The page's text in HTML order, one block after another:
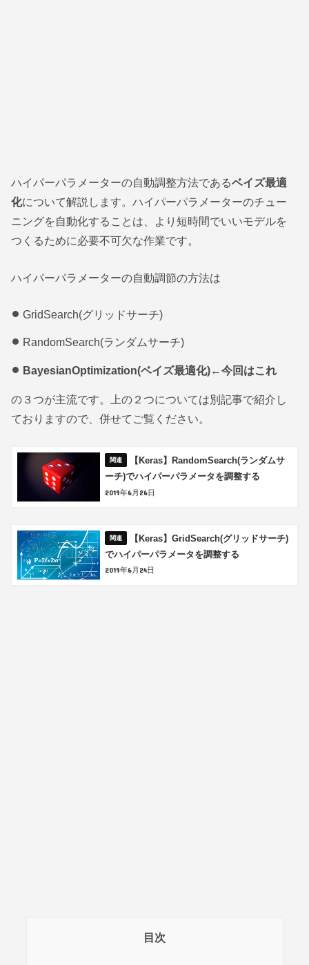
ハイパーパラメーターの自動調整方法であるベイズ最適
化について解説します。ハイパーパラメーターのチュー
ニングを自動化することは、より短時間でいいモデルを
つくるために必要不可欠な作業です。
ハイパーパラメーターの自動調節の方法は
GridSearch(グリッドサーチ)
RandomSearch(ランダムサーチ)
BayesianOptimization(ベイズ最適化)←今回はこれ
の３つが主流です。上の２つについては別記事で紹介し
ておりますので、併せてご覧ください。
【Keras】RandomSearch(ランダムサ
ーチ)でハイパーパラメータを調整する
2019年6月26日
【Keras】GridSearch(グリッドサーチ)
でハイパーパラメータを調整する
2019年6月24日
目次